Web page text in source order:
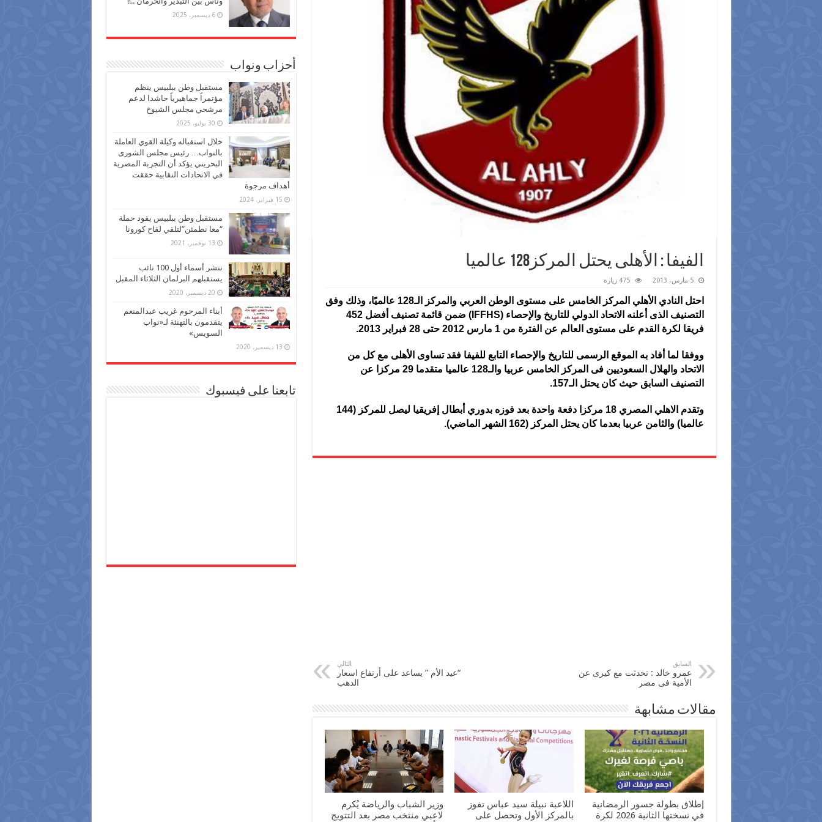
الفيفا : الأهلى يحتل المركز128 عالميا
5 مارس، 2013 475 زيارة
احتل النادي الأهلي المركز الخامس على مستوى الوطن العربي والمركز الـ128 عالميًا، وذلك وفق
التصنيف الذى أعلنه الاتحاد الدولي للتاريخ والإحصاء (IFFHS) ضمن قائمة تصنيف أفضل 452
فريقا لكرة القدم على مستوى العالم عن الفترة من 1 مارس 2012 حتى 28 فبراير 2013.
ووفقا لما أفاد به الموقع الرسمى للتاريخ والإحصاء التابع للفيفا فقد تساوى الأهلى مع كل من
الاتحاد والهلال السعوديين فى المركز الخامس عربيا والـ128 عالميا متقدما 29 مركزا عن
التصنيف السابق حيث كان يحتل الـ157.
وتقدم الاهلي المصري 18 مركزا دفعة واحدة بعد فوزه بدوري أبطال إفريقيا ليصل للمركز (144
عالميا) والثامن عربيا بعدما كان يحتل المركز (162 الشهر الماضي).
السابق
عمرو خالد : تحدثت مع كيرى عن
الأمية فى مصر
التالي
“عيد الأم ” يساعد على أرتفاع اسعار
الدهب
مقالات مشابهة
إطلاق بطولة جسور الرمضانية
في نسختها الثانية 2026 لكرة
اللاعبة نبيلة سيد عباس تفوز
بالمركز الأول وتحصل على
وزير الشباب والرياضة يُكرم
لاعبي منتخب مصر بعد التتويج
6 ديسمبر، 2025
أحزاب ونواب
مستقبل وطن ببلبيس ينظم
مؤتمراً جماهيرياً حاشدا لدعم
مرشحي مجلس الشيوخ
30 يوليو، 2025
خلال استقباله وكيلة القوي العاملة
بالنواب… رئيس مجلس الشورى
البحريني يؤكد أن التجربة المصرية
في الاتحادات النقابية حققت
أهداف مرجوة
15 فبراير، 2024
مستقبل وطن ببلبيس يقود حملة
“معا نطمئن”لتلقي لقاح كورونا
13 نوفمبر، 2021
ننشر أسماء أول 100 نائب
يستقبلهم البرلمان الثلاثاء المقبل
20 ديسمبر، 2020
أبناء المرحوم غريب عبدالمنعم
يتقدمون بالتهنئة لـ«نواب
السويس»
13 ديسمبر، 2020
تابعنا على فيسبوك